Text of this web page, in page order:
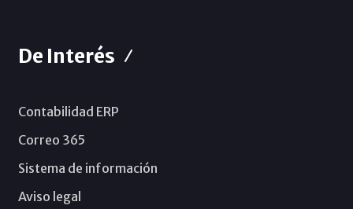
De Interés
Contabilidad ERP
Correo 365
Sistema de información
Aviso legal